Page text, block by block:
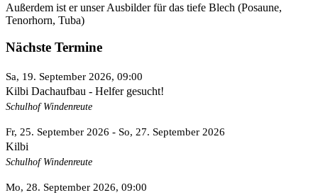
Außerdem ist er unser Ausbilder für das tiefe Blech (Posaune,
Tenorhorn, Tuba)
Nächste Termine
Sa, 19. September 2026, 09:00
Kilbi Dachaufbau - Helfer gesucht!
Schulhof Windenreute
Fr, 25. September 2026 - So, 27. September 2026
Kilbi
Schulhof Windenreute
Mo, 28. September 2026, 09:00